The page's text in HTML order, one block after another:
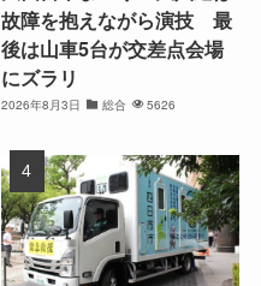
故障を抱えながら演技 最
後は山車5台が交差点会場
にズラリ
2026年8月3日 総合 5626